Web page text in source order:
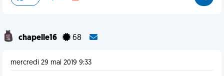
chapelle16 68
mercredi 29 mai 2019 9:33